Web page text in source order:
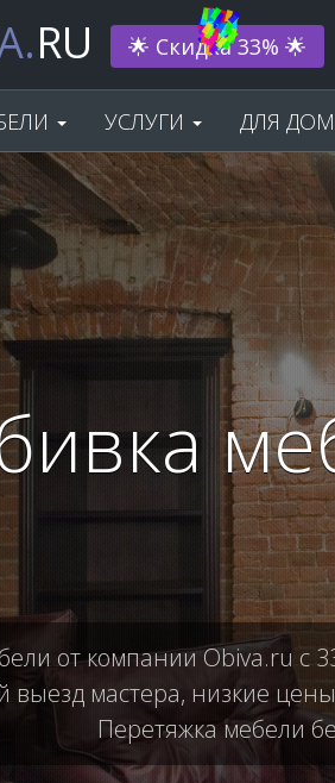
RU Нам 33 года! 🎂
УСЛУГИ ДЛЯ
от компании Obiva.ru с
выезд мастера, низкие
Перетяжка мебели